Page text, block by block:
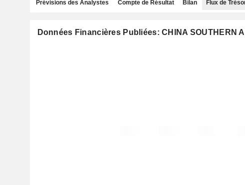
Prévisions des Analystes Compte de Résultat Bilan Flux de
Données Financières Publiées: CHINA SOUTHERN